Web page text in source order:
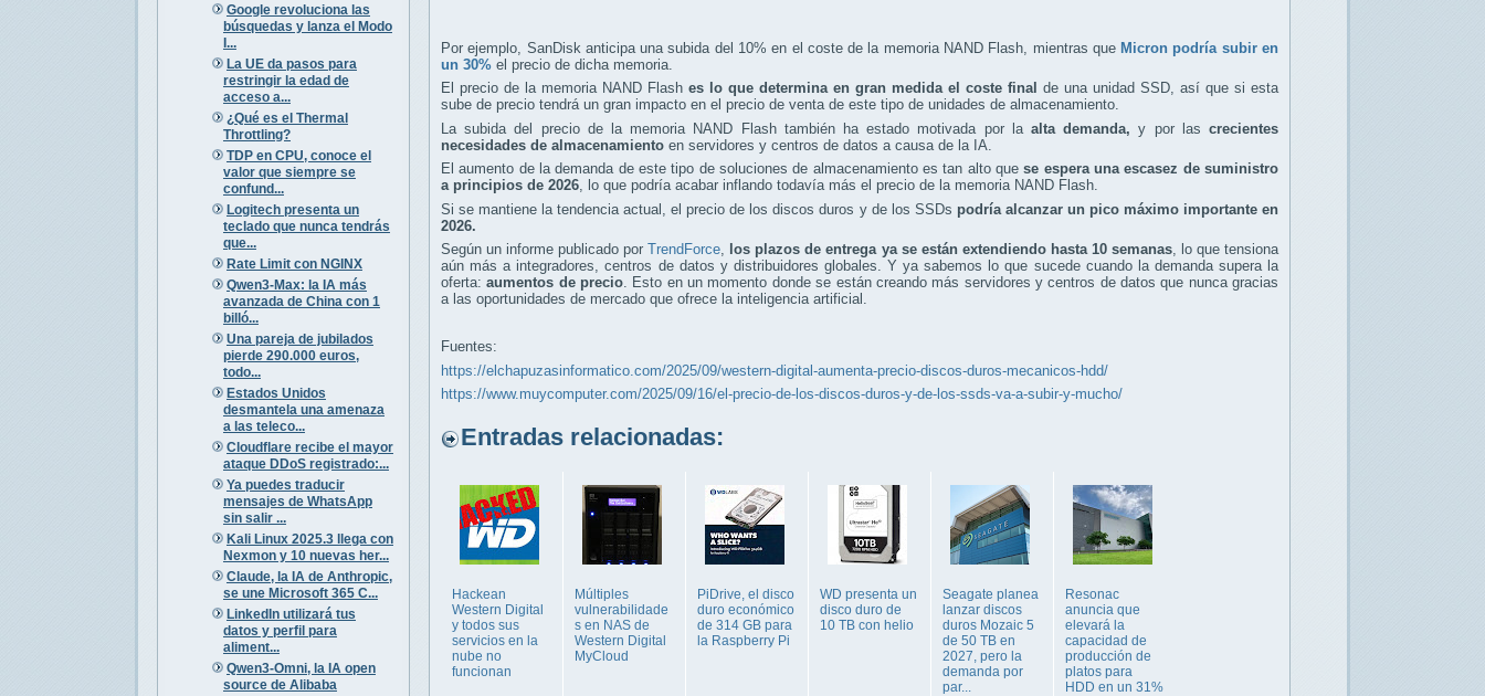
Google revoluciona las
búsquedas y lanza el Modo
I...
La UE da pasos para
restringir la edad de
acceso a...
¿Qué es el Thermal
Throttling?
TDP en CPU, conoce el
valor que siempre se
confund...
Logitech presenta un
teclado que nunca tendrás
que...
Rate Limit con NGINX
Qwen3-Max: la IA más
avanzada de China con 1
billó...
Una pareja de jubilados
pierde 290.000 euros,
todo...
Estados Unidos
desmantela una amenaza
a las teleco...
Cloudflare recibe el mayor
ataque DDoS registrado:...
Ya puedes traducir
mensajes de WhatsApp
sin salir ...
Kali Linux 2025.3 llega con
Nexmon y 10 nuevas her...
Claude, la IA de Anthropic,
se une Microsoft 365 C...
LinkedIn utilizará tus
datos y perfil para
aliment...
Qwen3-Omni, la IA open
source de Alibaba
Por ejemplo, SanDisk anticipa una subida del 10% en el coste de la memoria NAND Flash, mientras que Micron podría subir en
un 30% el precio de dicha memoria.
El precio de la memoria NAND Flash es lo que determina en gran medida el coste final de una unidad SSD, así que si esta
sube de precio tendrá un gran impacto en el precio de venta de este tipo de unidades de almacenamiento.
La subida del precio de la memoria NAND Flash también ha estado motivada por laalta demanda, y por lascrecientes
necesidades de almacenamiento en servidores y centros de datos a causa de la IA.
El aumento de la demanda de este tipo de soluciones de almacenamiento es tan alto quese espera una escasez de suministro
a principios de 2026, lo que podría acabar inflando todavía más el precio de la memoria NAND Flash.
Si se mantiene la tendencia actual, el precio de los discos duros y de los SSDs podría alcanzar un pico máximo importante en
2026.
Según un informe publicado porTrendForce, los plazos de entrega ya se están extendiendo hasta 10 semanas, lo que tensiona
aún más a integradores, centros de datos y distribuidores globales. Y ya sabemos lo que sucede cuando la demanda supera la
oferta:aumentos de precio. Esto en un momento donde se están creando más servidores y centros de datos que nunca gracias
a las oportunidades de mercado que ofrece la inteligencia artificial.
Fuentes:
https://elchapuzasinformatico.com/2025/09/western-digital-aumenta-precio-discos-duros-mecanicos-hdd/
https://www.muycomputer.com/2025/09/16/el-precio-de-los-discos-duros-y-de-los-ssds-va-a-subir-y-mucho/
Entradas relacionadas:
Hackean
Western Digital
y todos sus
servicios en la
nube no
funcionan
Múltiples
vulnerabilidade
s en NAS de
Western Digital
MyCloud
PiDrive, el disco
duro económico
de 314 GB para
la Raspberry Pi
WD presenta un
disco duro de
10 TB con helio
Seagate planea
lanzar discos
duros Mozaic 5
de 50 TB en
2027, pero la
demanda por
par...
Resonac
anuncia que
elevará la
capacidad de
producción de
platos para
HDD en un 31%